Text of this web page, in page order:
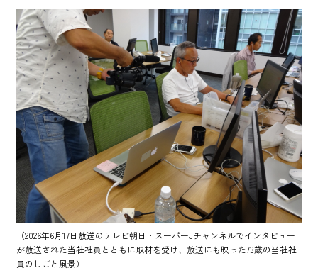
（2026年6月17日放送のテレビ朝日・スーパーJチャンネルでインタビュー
が放送された当社社員とともに取材を受け、放送にも映った73歳の当社社
員のしごと風景）